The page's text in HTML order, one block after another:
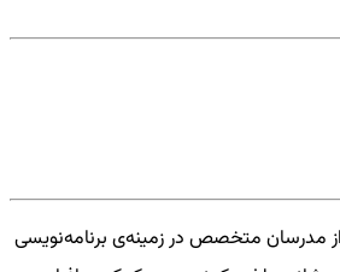
مدرسان متخصص در زمینه‌ی برنامه‌نویسی